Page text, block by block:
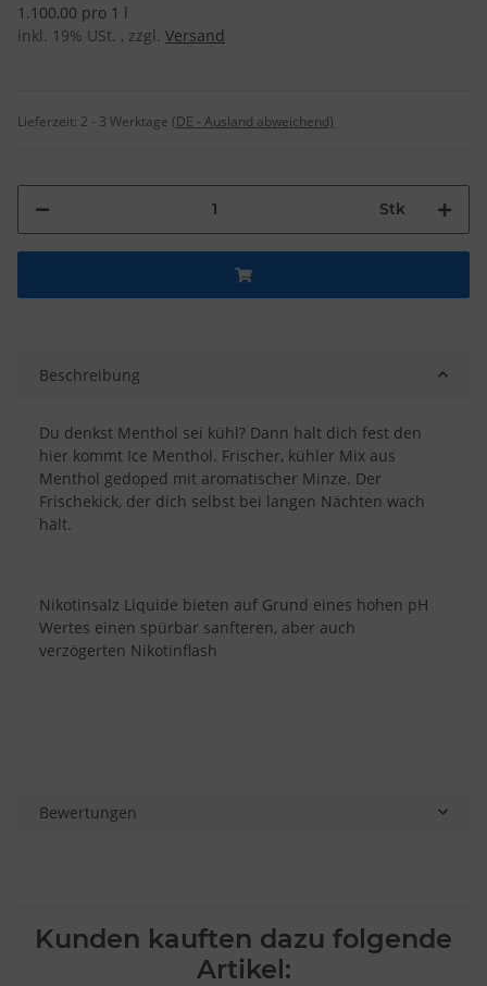
1.100,00 pro 1 l
inkl. 19% USt. , zzgl. Versand
Lieferzeit: 2 - 3 Werktage (DE - Ausland abweichend)
Stk
Beschreibung
Du denkst Menthol sei kühl? Dann halt dich fest den
hier kommt Ice Menthol. Frischer, kühler Mix aus
Menthol gedoped mit aromatischer Minze. Der
Frischekick, der dich selbst bei langen Nächten wach
hält.
Nikotinsalz Liquide bieten auf Grund eines hohen pH
Wertes einen spürbar sanfteren, aber auch
verzögerten Nikotinflash
Bewertungen
Kunden kauften dazu folgende
Artikel: